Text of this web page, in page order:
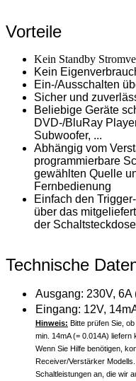
Vorteile
Kein Standby
Kein
Ein-/Ausschalten
Sicher und
Beliebige Geräte
DVD-/BluRay
Subwoofer, ...
Abhängig vom
programmierbare
gewählten Quelle
Fernbedienung
Einfach den
über das
der
Technische
Ausgang: 230V,
Eingang: 12V,
Hinweis: Bitte prüfen Sie,
min. 14mA (= 0.014A) liefern
Wenn Sie Hilfe benötigen,
Receiver/Verstärker
Schaltleistungen an, die wir